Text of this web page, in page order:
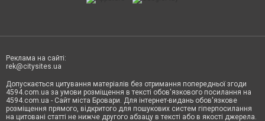
Реклама на сайті:
rek@citysites.ua
Допускається цитування матеріалів без отримання попередньої згоди
4594.com.ua за умови розміщення в тексті обов'язкового посилання на
4594.com.ua - Сайт міста Бровари. Для інтернет-видань обов'язкове
розміщення прямого, відкритого для пошукових систем гіперпосилання
на цитовані статті не нижче другого абзацу в тексті або в якості джерела.